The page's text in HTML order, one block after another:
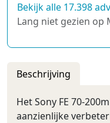
Bekijk alle 17.398
Lang niet gezien op
Beschrijving
Het Sony FE 70-
aanzienlijke